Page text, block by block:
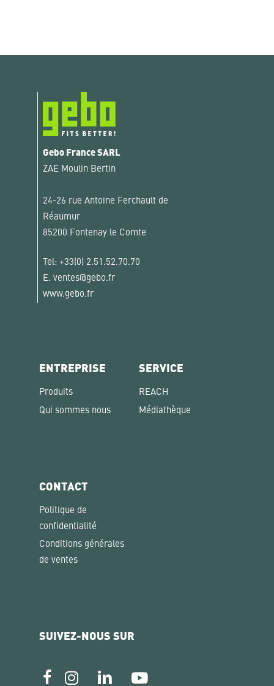
Gebo France SARL
ZAE Moulin Bertin
24-26 rue Antoine Ferchault de
Réaumur
85200 Fontenay le Comte
Tel: +33(0) 2.51.52.70.70
E. ventes@gebo.fr
www.gebo.fr
ENTREPRISE
Produits
Qui sommes nous
SERVICE
REACH
Médiathèque
CONTACT
Politique de
confidentialité
Conditions générales
de ventes
SUIVEZ-NOUS SUR